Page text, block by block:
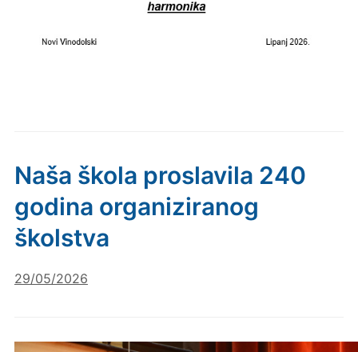
Naša škola proslavila 240
godina organiziranog
školstva
29/05/2026